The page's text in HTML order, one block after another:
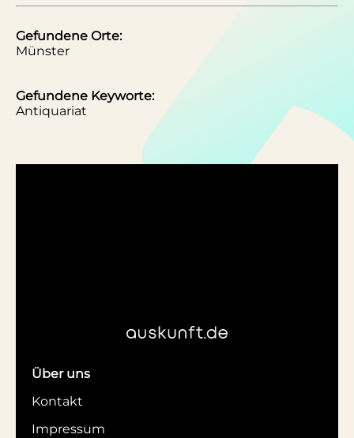
Gefundene Orte:
Münster
Gefundene Keyworte:
Antiquariat
Über uns
Kontakt
Impressum